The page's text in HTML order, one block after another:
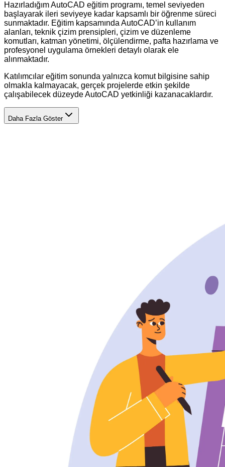
Hazırladığım AutoCAD eğitim programı, temel seviyeden
başlayarak ileri seviyeye kadar kapsamlı bir öğrenme süreci
sunmaktadır. Eğitim kapsamında AutoCAD’in kullanım
alanları, teknik çizim prensipleri, çizim ve düzenleme
komutları, katman yönetimi, ölçülendirme, pafta hazırlama ve
profesyonel uygulama örnekleri detaylı olarak ele
alınmaktadır.
Katılımcılar eğitim sonunda yalnızca komut bilgisine sahip
olmakla kalmayacak, gerçek projelerde etkin şekilde
çalışabilecek düzeyde AutoCAD yetkinliği kazanacaklardır.
Daha Fazla Göster